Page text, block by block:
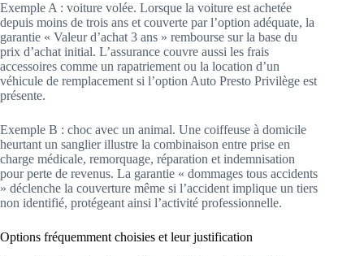
Exemple A : voiture volée. Lorsque la voiture est achetée
depuis moins de trois ans et couverte par l’option adéquate, la
garantie « Valeur d’achat 3 ans » rembourse sur la base du
prix d’achat initial. L’assurance couvre aussi les frais
accessoires comme un rapatriement ou la location d’un
véhicule de remplacement si l’option Auto Presto Privilège est
présente.
Exemple B : choc avec un animal. Une coiffeuse à domicile
heurtant un sanglier illustre la combinaison entre prise en
charge médicale, remorquage, réparation et indemnisation
pour perte de revenus. La garantie « dommages tous accidents
» déclenche la couverture même si l’accident implique un tiers
non identifié, protégeant ainsi l’activité professionnelle.
Options fréquemment choisies et leur justification